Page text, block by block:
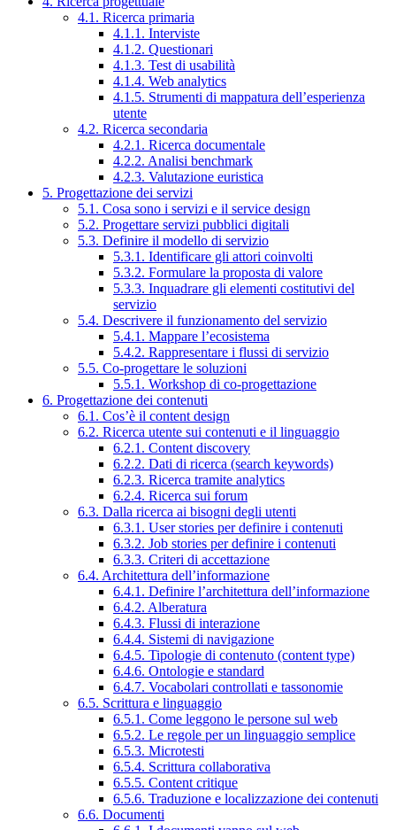
4.1. Ricerca primaria
4.1.1. Interviste
4.1.2. Questionari
4.1.3. Test di usabilità
4.1.4. Web analytics
4.1.5. Strumenti di mappatura dell’esperienza
utente
4.2. Ricerca secondaria
4.2.1. Ricerca documentale
4.2.2. Analisi benchmark
4.2.3. Valutazione euristica
5. Progettazione dei servizi
5.1. Cosa sono i servizi e il service design
5.2. Progettare servizi pubblici digitali
5.3. Definire il modello di servizio
5.3.1. Identificare gli attori coinvolti
5.3.2. Formulare la proposta di valore
5.3.3. Inquadrare gli elementi costitutivi del
servizio
5.4. Descrivere il funzionamento del servizio
5.4.1. Mappare l’ecosistema
5.4.2. Rappresentare i flussi di servizio
5.5. Co-progettare le soluzioni
5.5.1. Workshop di co-progettazione
6. Progettazione dei contenuti
6.1. Cos’è il content design
6.2. Ricerca utente sui contenuti e il linguaggio
6.2.1. Content discovery
6.2.2. Dati di ricerca (search keywords)
6.2.3. Ricerca tramite analytics
6.2.4. Ricerca sui forum
6.3. Dalla ricerca ai bisogni degli utenti
6.3.1. User stories per definire i contenuti
6.3.2. Job stories per definire i contenuti
6.3.3. Criteri di accettazione
6.4. Architettura dell’informazione
6.4.1. Definire l’architettura dell’informazione
6.4.2. Alberatura
6.4.3. Flussi di interazione
6.4.4. Sistemi di navigazione
6.4.5. Tipologie di contenuto (content type)
6.4.6. Ontologie e standard
6.4.7. Vocabolari controllati e tassonomie
6.5. Scrittura e linguaggio
6.5.1. Come leggono le persone sul web
6.5.2. Le regole per un linguaggio semplice
6.5.3. Microtesti
6.5.4. Scrittura collaborativa
6.5.5. Content critique
6.5.6. Traduzione e localizzazione dei contenuti
6.6. Documenti